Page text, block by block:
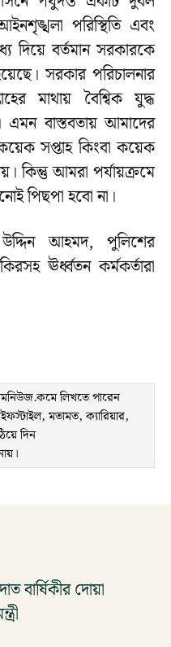
পরিস্থিতি এবং
দিয়ে বর্তমান সরকারকে
সরকার পরিচালনার
মাথায় বৈশ্বিক যুদ্ধ
এমন বাস্তবতায় আমাদের
সপ্তাহ কিংবা কয়েক
কিন্তু আমরা পর্যায়ক্রমে
পিছপা হবো না।
উদ্দিন আহমদ, পুলিশের
ঊর্ধ্বতন কর্মকর্তারা
লিখতে পারেন
মতামত, ক্যারিয়ার,
দিন
বার্ষিকীর দোয়া